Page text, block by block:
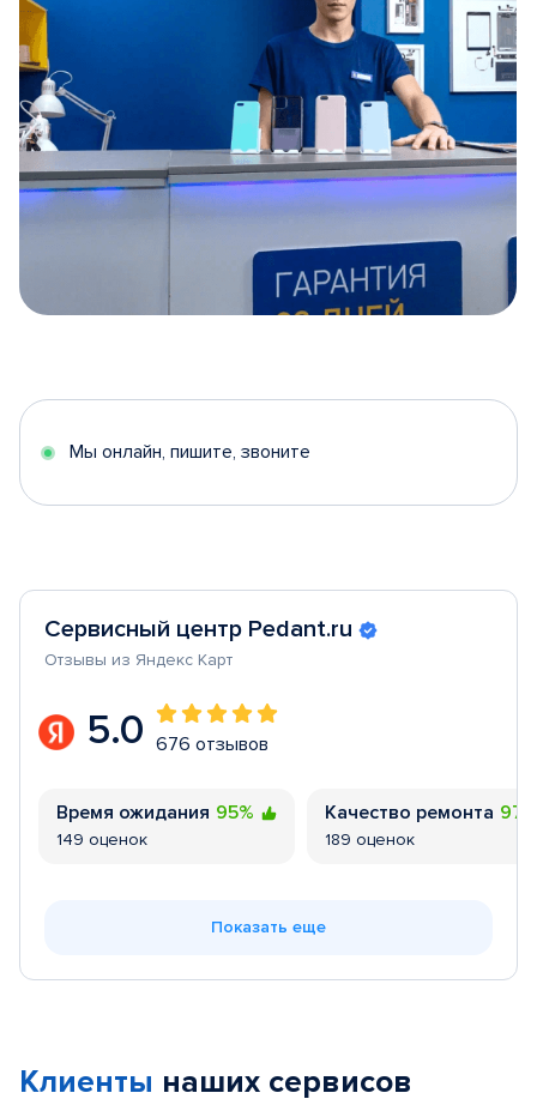
5
Мы онлайн, пишите, звоните
Сервисный центр Pedant.ru
Отзывы из Яндекс Карт
5.0 676 отзывов
Время ожидания 95%
149 оценок
Качество ремонта
189 оценок
Показать еще
Клиенты наших сервисов